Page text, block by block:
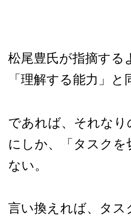
松尾豊氏が指摘する
「理解する能力」と
であれば、それな
にしか、「タスク
ない。
言い換えれば、タス